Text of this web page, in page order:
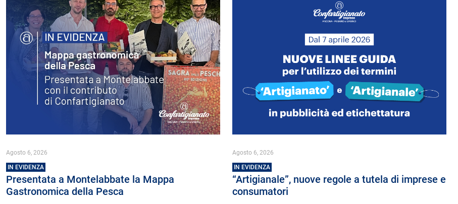
Agosto 6, 2026
IN EVIDENZA
Presentata a Montelabbate la Mappa
Gastronomica della Pesca
Agosto 6, 2026
IN EVIDENZA
“Artigianale”, nuove regole a tutela di imprese e
consumatori